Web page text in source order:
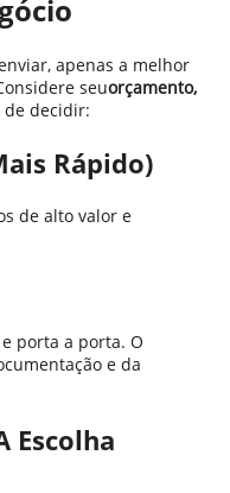
apenas a melhor
seuorçamento,
de decidir:
Rápido)
de alto valor e
porta a porta. O
e da
Escolha